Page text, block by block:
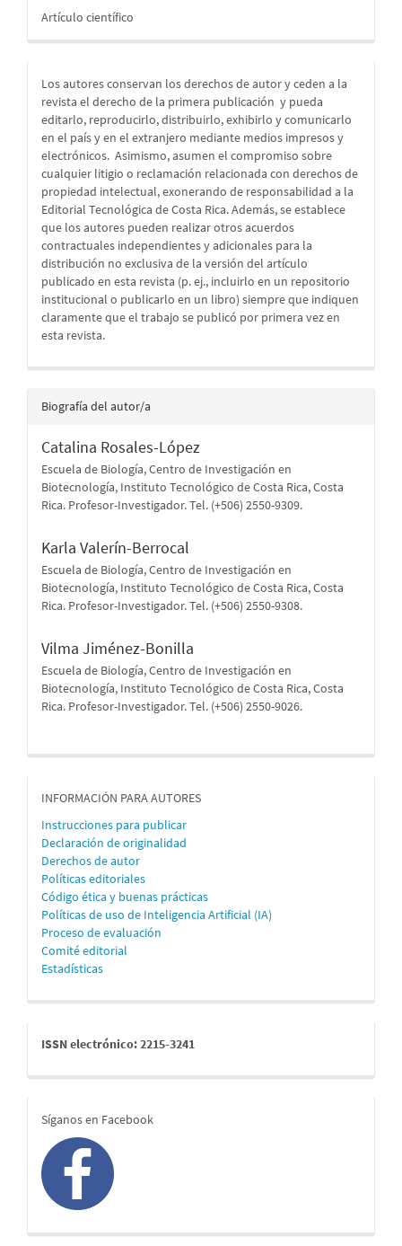
Artículo científico
Los autores conservan los derechos de autor y ceden a la
revista el derecho de la primera publicación y pueda
editarlo, reproducirlo, distribuirlo, exhibirlo y comunicarlo
en el país y en el extranjero mediante medios impresos y
electrónicos. Asimismo, asumen el compromiso sobre
cualquier litigio o reclamación relacionada con derechos de
propiedad intelectual, exonerando de responsabilidad a la
Editorial Tecnológica de Costa Rica. Además, se establece
que los autores pueden realizar otros acuerdos
contractuales independientes y adicionales para la
distribución no exclusiva de la versión del artículo
publicado en esta revista (p. ej., incluirlo en un repositorio
institucional o publicarlo en un libro) siempre que indiquen
claramente que el trabajo se publicó por primera vez en
esta revista.
Biografía del autor/a
Catalina Rosales-López
Escuela de Biología, Centro de Investigación en
Biotecnología, Instituto Tecnológico de Costa Rica, Costa
Rica. Profesor-Investigador. Tel. (+506) 2550-9309.
Karla Valerín-Berrocal
Escuela de Biología, Centro de Investigación en
Biotecnología, Instituto Tecnológico de Costa Rica, Costa
Rica. Profesor-Investigador. Tel. (+506) 2550-9308.
Vilma Jiménez-Bonilla
Escuela de Biología, Centro de Investigación en
Biotecnología, Instituto Tecnológico de Costa Rica, Costa
Rica. Profesor-Investigador. Tel. (+506) 2550-9026.
informacion
INFORMACIÓN PARA AUTORES
Instrucciones para publicar
Declaración de originalidad
Derechos de autor
Políticas editoriales
Código ética y buenas prácticas
Políticas de uso de Inteligencia Artificial (IA)
Proceso de evaluación
Comité editorial
Estadísticas
issn
ISSN electrónico: 2215-3241
redes
Síganos en Facebook